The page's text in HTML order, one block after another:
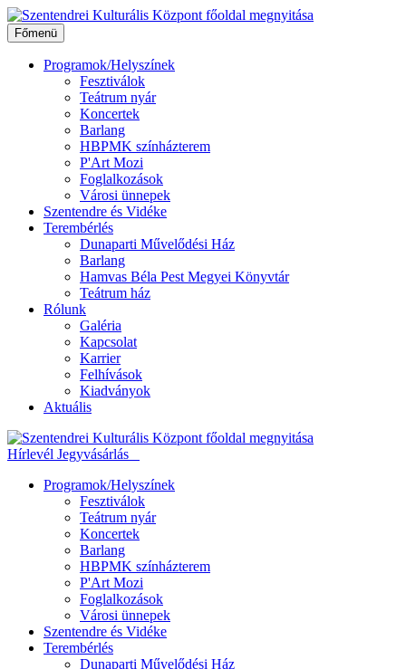
Ugrás
a
tartalomhoz
Főmenü
Programok/Helyszínek
Fesztiválok
Teátrum nyár
Koncertek
Barlang
HBPMK színházterem
P'Art Mozi
Foglalkozások
Városi ünnepek
Szentendre és Vidéke
Terembérlés
Dunaparti Művelődési Ház
Barlang
Hamvas Béla Pest Megyei Könyvtár
Teátrum ház
Rólunk
Galéria
Kapcsolat
Karrier
Felhívások
Kiadványok
Aktuális
Hírlevél Jegyvásárlás
Programok/Helyszínek
Fesztiválok
Teátrum nyár
Koncertek
Barlang
HBPMK színházterem
P'Art Mozi
Foglalkozások
Városi ünnepek
Szentendre és Vidéke
Terembérlés
Dunaparti Művelődési Ház